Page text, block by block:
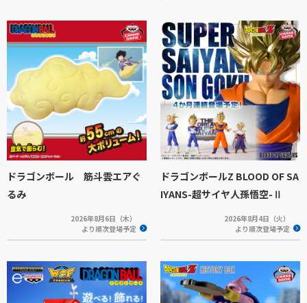
ドラゴンボール 筋斗雲エアぐ
るみ
2026年8月6日（木）
より順次登場予定
ドラゴンボールZ BLOOD OF SA
IYANS-超サイヤ人孫悟空-Ⅱ
2026年8月4日（火）
より順次登場予定